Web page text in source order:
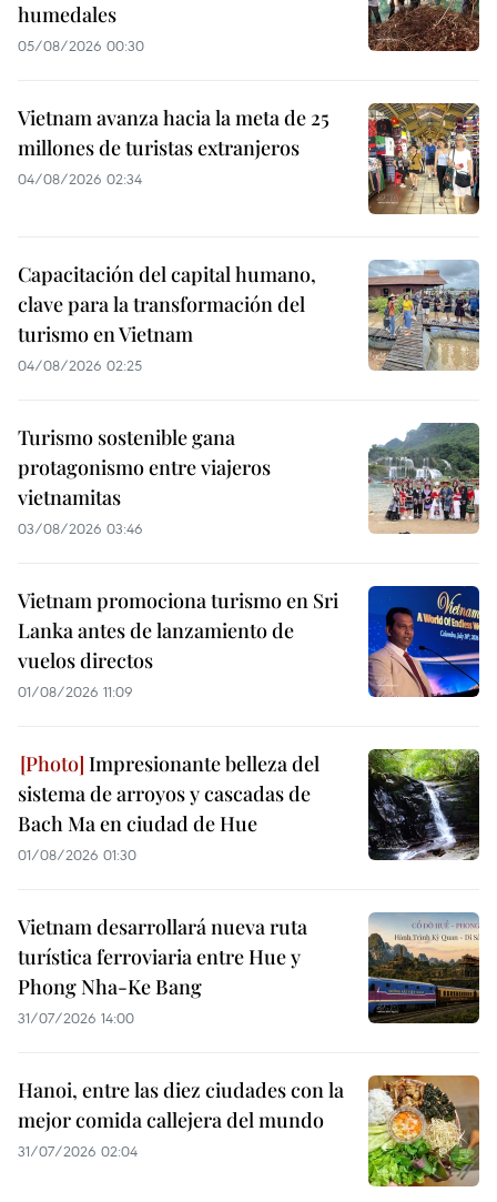
humedales
05/08/2026 00:30
Vietnam avanza hacia la meta de 25
millones de turistas extranjeros
04/08/2026 02:34
Capacitación del capital humano,
clave para la transformación del
turismo en Vietnam
04/08/2026 02:25
Turismo sostenible gana
protagonismo entre viajeros
vietnamitas
03/08/2026 03:46
Vietnam promociona turismo en Sri
Lanka antes de lanzamiento de
vuelos directos
01/08/2026 11:09
Impresionante belleza del
sistema de arroyos y cascadas de
Bach Ma en ciudad de Hue
01/08/2026 01:30
Vietnam desarrollará nueva ruta
turística ferroviaria entre Hue y
Phong Nha-Ke Bang
31/07/2026 14:00
Hanoi, entre las diez ciudades con la
mejor comida callejera del mundo
31/07/2026 02:04